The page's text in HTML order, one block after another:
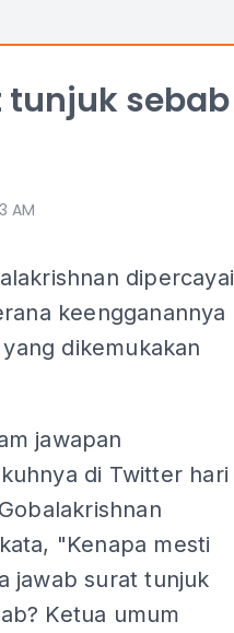
tunjuk sebab
AM
dipercayai
keengganannya
dikemukakan
jawapan
di Twitter hari
"Kenapa mesti
jawab surat tunjuk
Ketua umum